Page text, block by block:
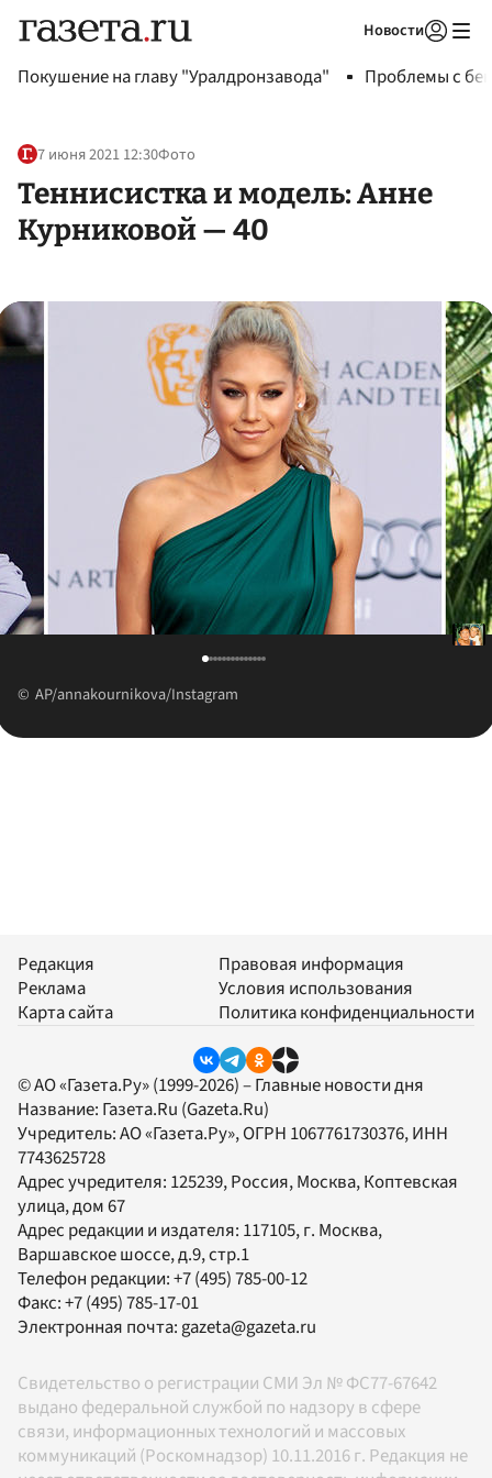
Новости
Покушение на главу "Уралдронзавода" Проблемы с
7 июня 2021 12:30Фото
Теннисистка и модель: Анне
Курниковой — 40
AP/annakournikova/Instagram
Редакция
Реклама
Карта сайта
Правовая информация
Условия использования
Политика конфиденциальности
© АО «Газета.Ру» (1999-2026) – Главные новости дня
Название: Газета.Ru (Gazeta.Ru)
Учредитель:АО «Газета.Ру», ОГРН 1067761730376, ИНН
7743625728
Адрес учредителя: 125239, Россия, Москва, Коптевская
улица, дом 67
Адрес редакции и издателя: 117105, г. Москва,
Варшавское шоссе, д.9, стр.1
Телефон редакции:+7 (495) 785-00-12
Факс:+7 (495) 785-17-01
Электронная почта:gazeta@gazeta.ru
Свидетельство о регистрации СМИ Эл № ФС77-67642
выдано федеральной службой по надзору в сфере
связи, информационных технологий и массовых
коммуникаций (Роскомнадзор) 10.11.2016 г. Редакция не